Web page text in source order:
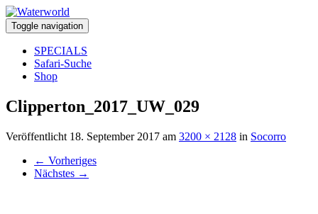
Toggle navigation
SPECIALS
Safari-Suche
Shop
Clipperton_2017_UW_029
Veröffentlicht 18. September 2017 am 3200 × 2128 in Socorro
← Vorheriges
Nächstes →